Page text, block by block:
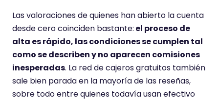
Las valoraciones de quienes han abierto la cuenta
desde cero coinciden bastante: el proceso de
alta es rápido, las condiciones se cumplen tal
como se describen y no aparecen comisiones
inesperadas. La red de cajeros gratuitos también
sale bien parada en la mayoría de las reseñas,
sobre todo entre quienes todavía usan efectivo